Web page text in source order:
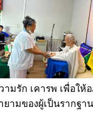
มรัก เคารพ เพื่อใ
ามของผู้เป็นรากฐา